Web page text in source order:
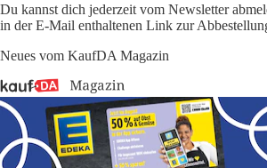
Du kannst dich jederzeit vom Newsletter
in der E-Mail enthaltenen Link zur
Neues vom KaufDA Magazin